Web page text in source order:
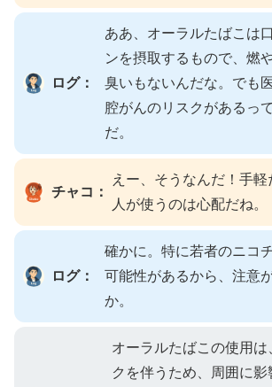
ログ：
ああ、オーラルたばこは
ンを摂取するもので、燃
臭いもないんだな。でも
腔がんのリスクがあるっ
だ。
チャコ：
えー、そうなんだ！手
人が使うのは心配だね。
ログ：
確かに。特に若者のニコ
可能性があるから、注意
か。
オーラルたばこの使用は
クを伴うため、周囲に影